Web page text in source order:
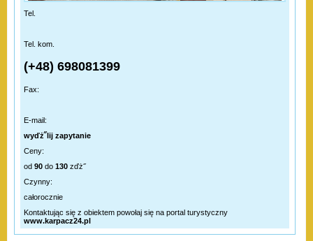
Tel.
Tel. kom.
(+48) 698081399
Fax:
E-mail:
wyďż˝lij zapytanie
Ceny:
od 90 do 130 zďż˝
Czynny:
całorocznie
Kontaktując się z obiektem powołaj się na portal turystyczny
www.karpacz24.pl